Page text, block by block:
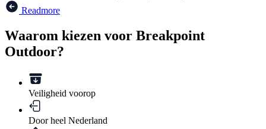
Readmore
Waarom kiezen voor Breakpoint
Outdoor?
Veiligheid voorop
Door heel Nederland